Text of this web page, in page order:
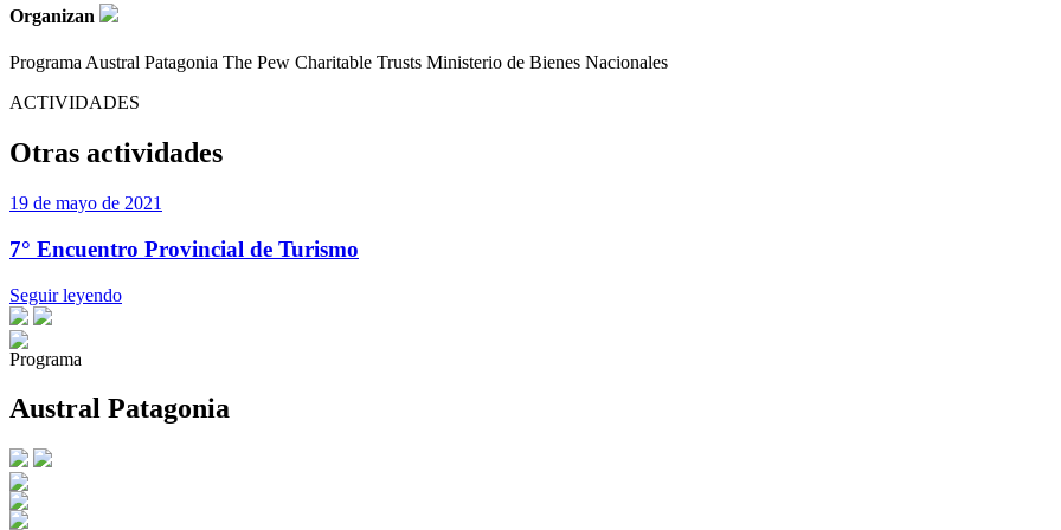
Organizan
Programa Austral Patagonia The Pew Charitable Trusts Ministerio de Bienes Nacionales
ACTIVIDADES
Otras actividades
19 de mayo de 2021
7° Encuentro Provincial de Turismo
Seguir leyendo
Programa
Austral Patagonia